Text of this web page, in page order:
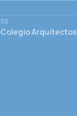
Colegio Arquitectos